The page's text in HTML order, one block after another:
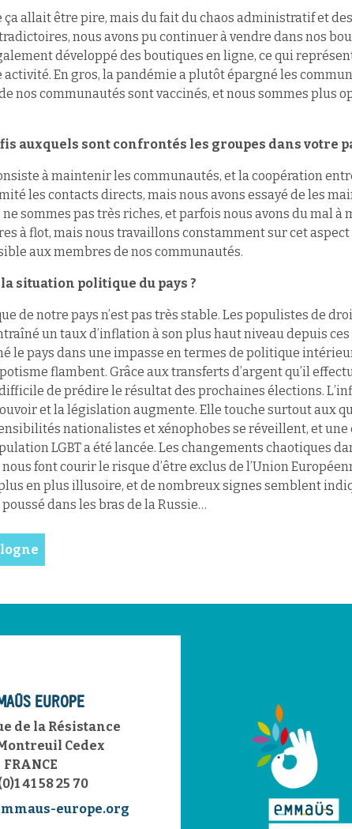
ça allait être pire, mais du fait du chaos administratif et
nous avons pu continuer à vendre dans nos
développé des boutiques en ligne, ce qui
En gros, la pandémie a plutôt épargné les
nos communautés sont vaccinés, et nous sommes plus
auxquels sont confrontés les groupes dans votre
à maintenir les communautés, et la coopération
les contacts directs, mais nous avons essayé de les
sommes pas très riches, et parfois nous avons du mal à
à flot, mais nous travaillons constamment sur cet
aux membres de nos communautés.
la situation politique du pays ?
de notre pays n’est pas très stable. Les populistes de
un taux d’inflation à son plus haut niveau depuis
le pays dans une impasse en termes de politique
flambent. Grâce aux transferts d’argent qu’il
de prédire le résultat des prochaines élections.
et la législation augmente. Elle touche surtout aux
nationalistes et xénophobes se réveillent, et une
LGBT a été lancée. Les changements chaotiques
font courir le risque d’être exclus de l’Union
plus en plus illusoire, et de nombreux signes semblent
dans les bras de la Russie…
EUROPE
de la Résistance
Cedex
FRANCE
41 58 25 70
europe.org